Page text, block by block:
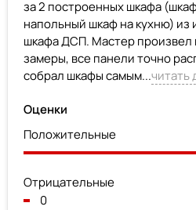
за 2 построенных шкафа
напольный шкаф на кухню) из
шкафа ДСП. Мастер произвел
замеры, все панели точно
собрал шкафы самым...читать
Оценки
Положительные
Отрицательные
0